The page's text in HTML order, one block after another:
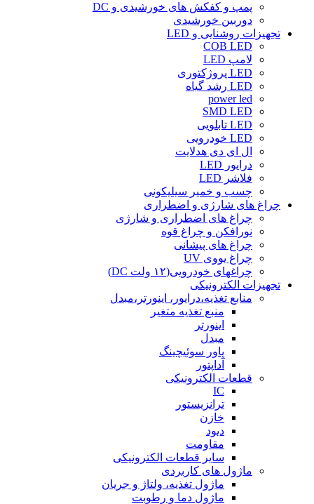
پمپ و کفکش های خورشیدی و DC
دوربین خورشیدی
تجهیزات روشنایی و LED
COB LED
لامپ LED
LED پروژکتوری
LED رشد گیاه
power led
SMD LED
LED تابلویی
LED خودرویی
ال ای دی هدلایت
درایور LED
فلاشر LED
چسب و خمیر سیلیکونی
چراغ های شارژی و اضطراری
چراغ های اضطراری و شارژی
نورافکن و چراغ قوه
چراغ های پیشانی
چراغ یووی UV
چراغهای خودرویی(۱۲ ولت DC)
تجهیزات الکترونیکی
منابع تغذیه،درایور، اینورتر،مبدل
منبع تغذیه متغیر
اینورتر
مبدل
پاور سوئیچینگ
آداپتور
قطعات الکترونیکی
IC
ترانزیستور
خازن
دیود
مقاومت
سایر قطعات الکترونیکی
ماژول های کاربردی
ماژول تغذیه، ولتاژ و جریان
ماژول دما و رطوبت